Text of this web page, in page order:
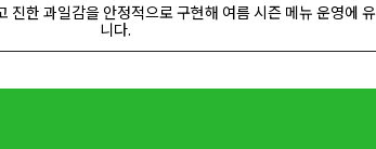
진한 과일감을 안정적으로 구현해 여름 시즌 메뉴 운영에
니다.